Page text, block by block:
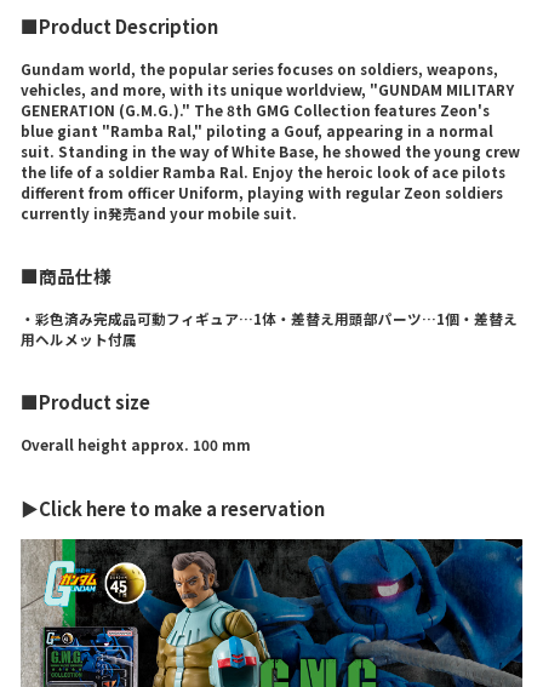
■Product Description
Gundam world, the popular series focuses on soldiers, weapons,
vehicles, and more, with its unique worldview, "GUNDAM MILITARY
GENERATION (G.M.G.)." The 8th GMG Collection features Zeon's
blue giant "Ramba Ral," piloting a Gouf, appearing in a normal
suit. Standing in the way of White Base, he showed the young crew
the life of a soldier Ramba Ral. Enjoy the heroic look of ace pilots
different from officer Uniform, playing with regular Zeon soldiers
currently in発売and your mobile suit.
■商品仕様
・彩色済み完成品可動フィギュア…1体・差替え用頭部パーツ…1個・差替え
用ヘルメット付属
■Product size
Overall height approx. 100 mm
▶Click here to make a reservation